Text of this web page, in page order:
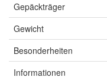
Gepäckträger
Gewicht
Besonderheiten
Informationen